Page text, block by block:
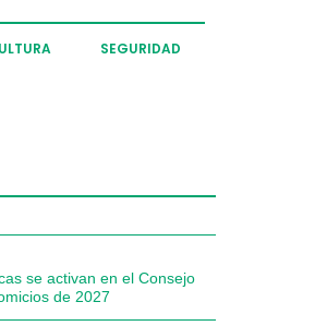
SEGURIDAD
se activan en el Consejo
de 2027